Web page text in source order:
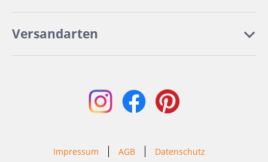
Versandarten
Impressum AGB
Datenschutz